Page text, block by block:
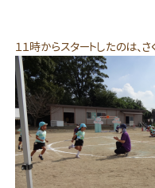
１１時からスタートしたのは、